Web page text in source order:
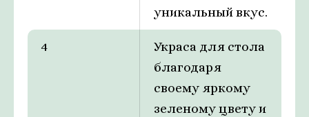
уникальный вкус.
4
Украса для стола
благодаря
своему яркому
зеленому цвету и